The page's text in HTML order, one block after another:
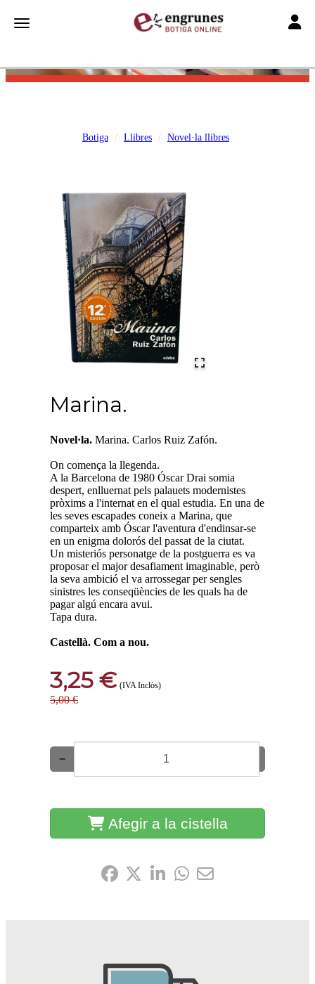
Toggle navigation
Botiga Llibres Novel·la llibres
Marina.
Novel·la. Marina. Carlos Ruiz Zafón.
On comença la llegenda.
A la Barcelona de 1980 Óscar Drai somia
despert, enlluernat pels palauets modernistes
pròxims a l'internat en el qual estudia. En una de
les seves escapades coneix a Marina, que
comparteix amb Óscar l'aventura d'endinsar-se
en un enigma dolorós del passat de la ciutat.
Un misteriós personatge de la postguerra es va
proposar el major desafiament imaginable, però
la seva ambició el va arrossegar per sengles
sinistres les conseqüències de les quals ha de
pagar algú encara avui.
Tapa dura.
Castellà. Com a nou.
3,25 € (IVA Inclòs)
5,00 €
−
Afegir a la cistella